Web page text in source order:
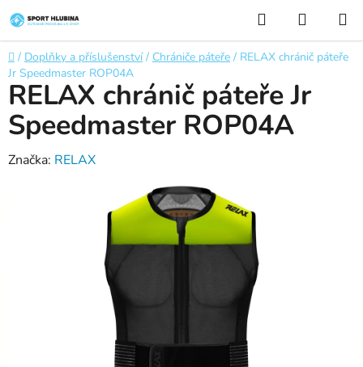
na
obsah
Hledat
KOŠÍK
Domů
/ Doplňky a příslušenství / Chrániče páteře / RELAX chránič páteře
Jr Speedmaster ROP04A
RELAX chránič páteře Jr
Speedmaster ROP04A
Značka: RELAX